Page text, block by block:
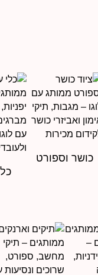
כושר וספורט